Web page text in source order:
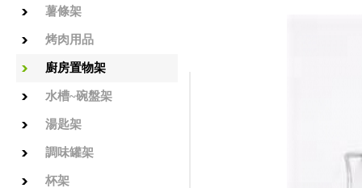
薯條架
烤肉用品
廚房置物架
水槽~碗盤架
湯匙架
調味罐架
杯架